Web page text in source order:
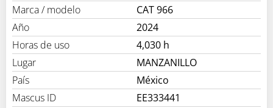
Marca / modelo
CAT 966
Año
2024
Horas de uso
4,030 h
Lugar
MANZANILLO
País
México
Mascus ID
EE333441